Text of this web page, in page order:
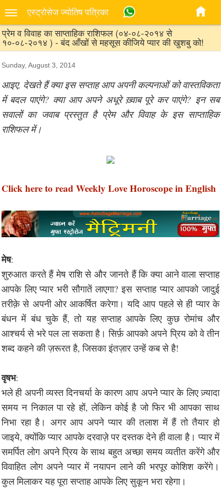
एस्‍ट्रोसेज ज्‍योतिष पत्रिका
प्रेम व विवाह का साप्ताहिक राशिफल (०४-०८-२०१४ से
१०-०८-२०१४ ) - बंद आँखों से महसूस कीजिये प्यार की खुशबु को!
Sunday, August 3, 2014
आइए, देखते हैं क्या इस सप्ताह आप अपनी कल्पनाओं को वास्तविकता
में बदल पाएंगे? क्या आप अपने अधूरे ख़्वाब पूरे कर पाएंगे? इन सब
सवालों का जवाब प्रस्तुत है प्रेम और विवाह के इस साप्ताहिक
राशिफल में।
Click here to read Weekly Love Horoscope in English
मेष:
शुरुआत करते हैं मेष राशि से और जानते हैं कि क्या आने वाला सप्ताह
आपके लिए प्यार भरी सौगातें लाएगा? इस सप्ताह प्यार आपको जादुई
तरीक़े से अपनी ओर आकर्षित करेगा। यदि आप पहले से ही प्यार के
बंधन में बंध चुके हैं, तो यह सप्ताह आपके लिए कुछ रोमांच और
आश्चर्य से भरे पल ला सकता है। सिर्फ़ आपको अपने प्रिय को वे तीन
शब्द कहने की ज़रूरत है, जिसका इंतज़ार उन्हें कब से है!
वृषभ:
भले ही अपनी व्यस्त दिनचर्या के कारण आप अपने प्यार के लिए ज़्यादा
समय न निकाल पा रहे हों, लेकिन कोई है जो फिर भी आपका साथ
निभा रहा है। अगर आप अपने प्यार की तलाश में हैं तो तैयार हो
जाइये, क्योंकि प्यार आपके दरवाज़े पर दस्तक देने ही वाला है। प्यार में
समर्पित लोग अपने प्रिय के साथ बहुत अच्छा समय व्यतीत करेंगे और
विवाहित लोग अपने प्यार में नयापन लाने की भरपूर कोशिश करेंगे।
कुल मिलाकर यह पूरा सप्ताह आपके लिए सुकून भरा रहेगा।